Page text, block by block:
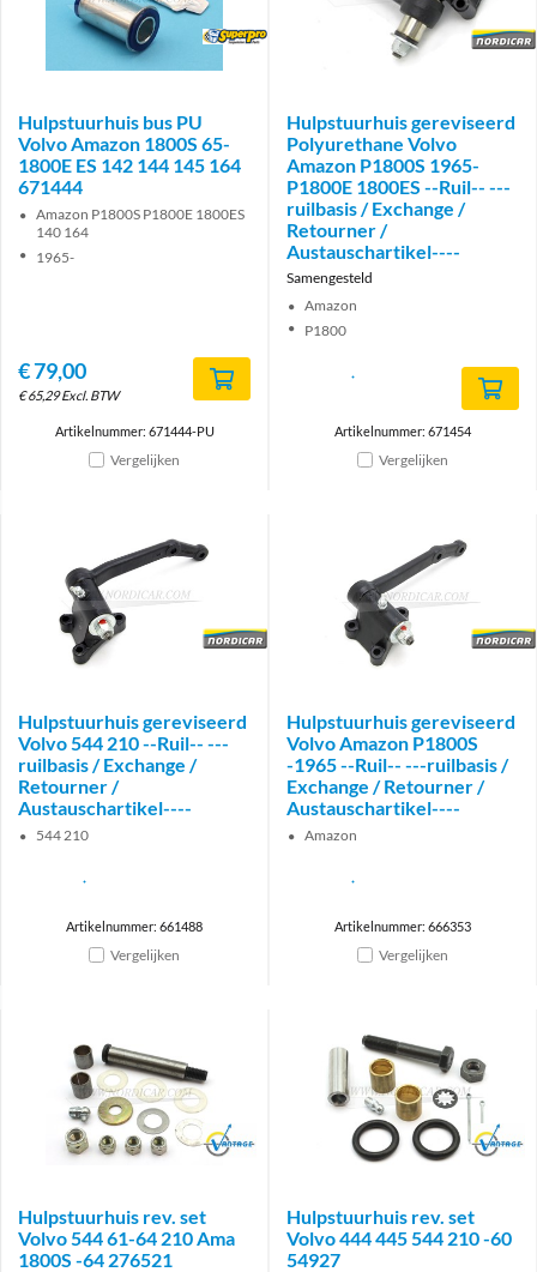
Brand
Hulpstuurhuis bus PU
Volvo Amazon 1800S 65-
1800E ES 142 144 145 164
671444
Amazon P1800S P1800E 1800ES
140 164
1965-
€79,00
€65,29 Excl. BTW
Artikelnummer: 671444-PU
Vergelijken
Brand
Hulpstuurhuis gereviseerd
Polyurethane Volvo
Amazon P1800S 1965-
P1800E 1800ES --Ruil-- ---
ruilbasis / Exchange /
Retourner /
Austauschartikel----
Samengesteld
Amazon
P1800
Artikelnummer: 671454
Vergelijken
Brand
Hulpstuurhuis gereviseerd
Volvo 544 210 --Ruil-- ---
ruilbasis / Exchange /
Retourner /
Austauschartikel----
544 210
Artikelnummer: 661488
Vergelijken
Brand
Hulpstuurhuis gereviseerd
Volvo Amazon P1800S
-1965 --Ruil-- ---ruilbasis /
Exchange / Retourner /
Austauschartikel----
Amazon
Artikelnummer: 666353
Vergelijken
Brand
Hulpstuurhuis rev. set
Volvo 544 61-64 210 Ama
1800S -64 276521
Brand
Hulpstuurhuis rev. set
Volvo 444 445 544 210 -60
54927